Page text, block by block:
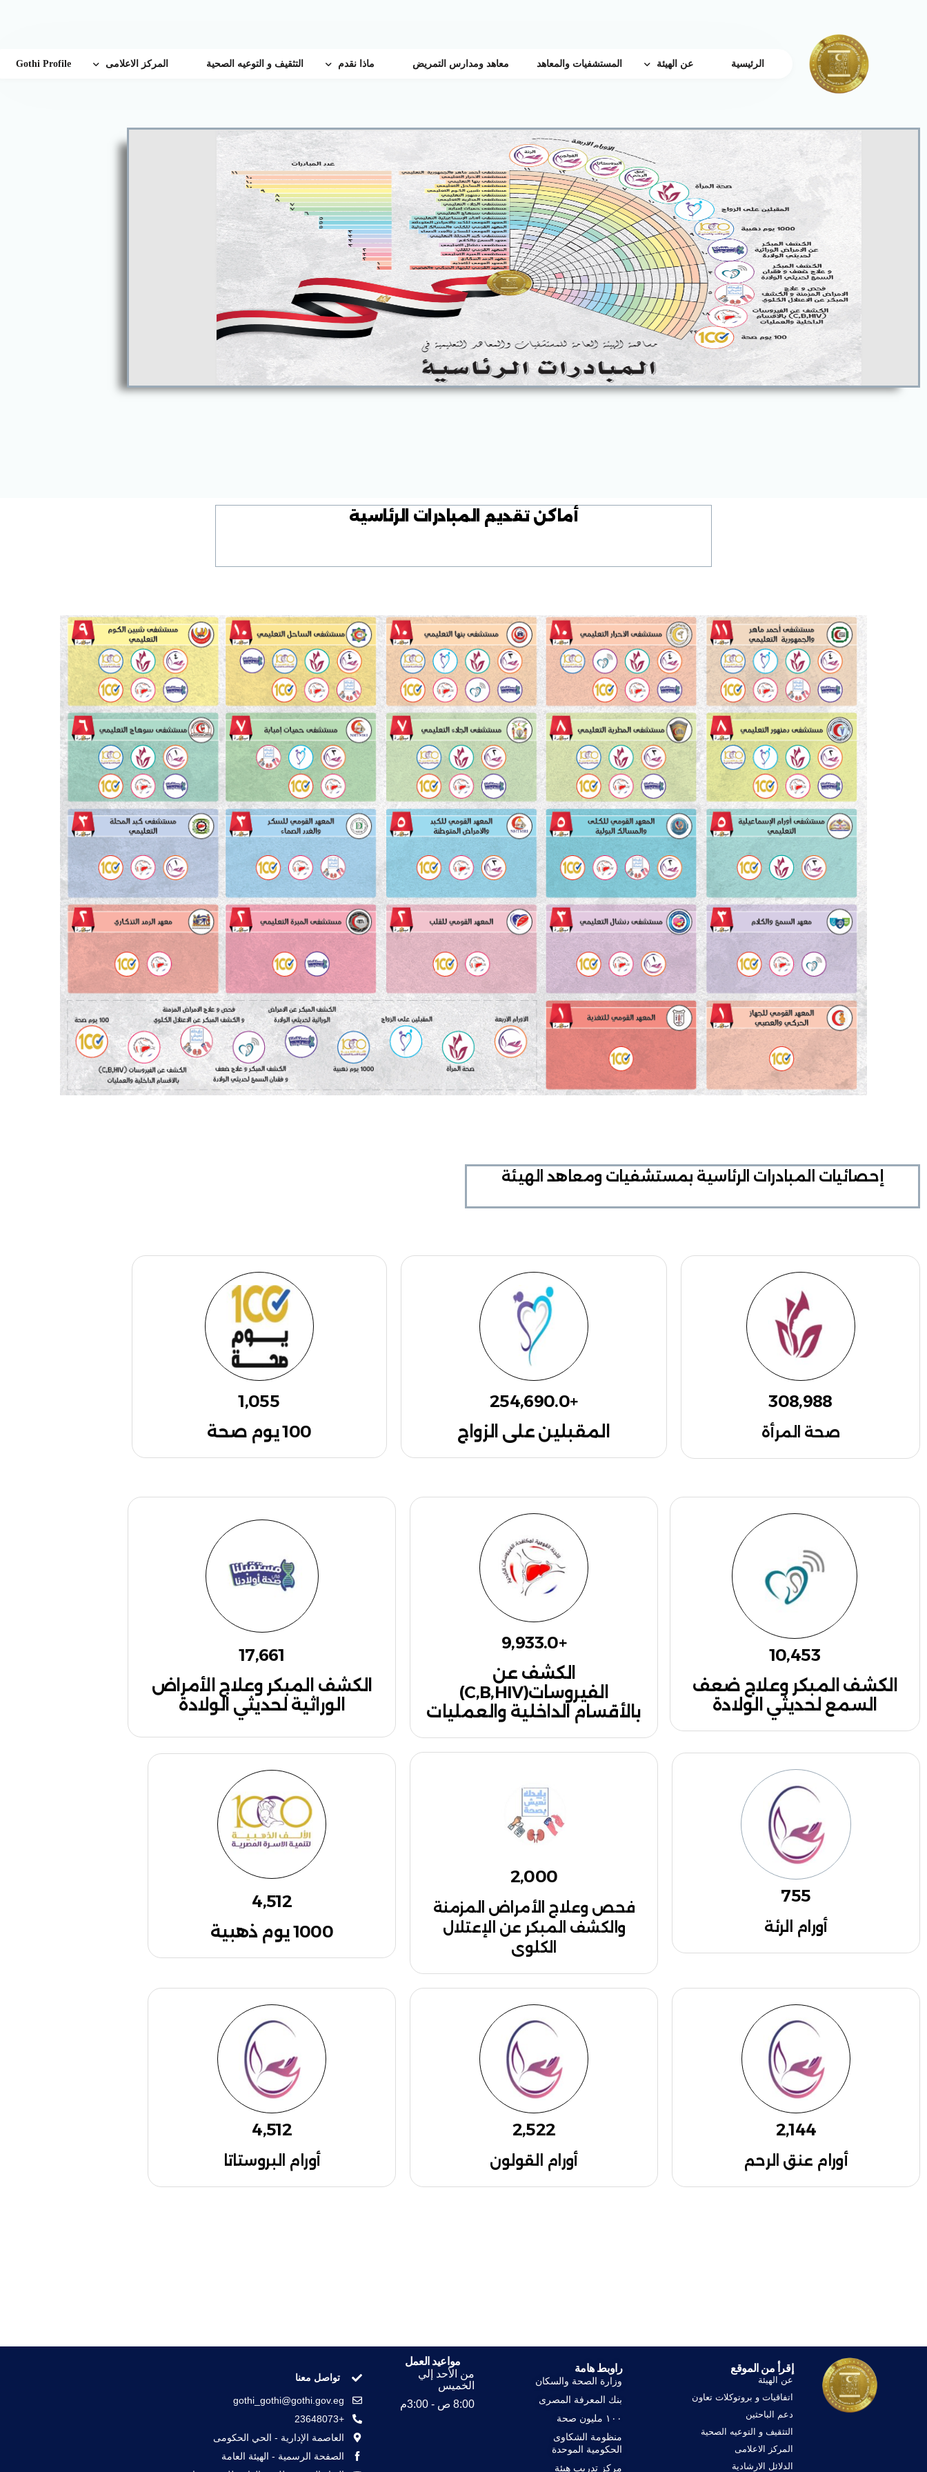
الرئيسية عن الهيئة
كلمة رئيس الهيئة
الرؤية و الرساله والقيم
مجلس الإدارة
الهيكل الإدارى
بروتوكولات التعاون
القواعد واللوائح
المستشفيات والمعاهد معاهد ومدارس التمريض ماذا نقدم
منصة الأبحاث
المجلة العلمية
لجنة أخلاقيات البحث العلمي
مركز دعم الباحثين
جائزة النشر الدولية
نبذه عن دعم الباحثين
اتصل بتا
خدمات تدريبيه
مركز تدريب رئاسة الهيئة
البورد العربي
ايفاد التدريب
البورد المصرى
خدمــات طبيه متمـيزة
المبادرات الرئاسية
التثقيف و التوعيه الصحية المركز الاعلامى
إنجازات طبية
Gothi Profile
أماكن تقديم المبادرات الرئاسية
إحصائيات المبادرات الرئاسية بمستشفيات ومعاهد الهيئة
308,988
صحة المرأة
+
254,690.0
المقبلين على الزواج
1,055
100 يوم صحة
10,453
الكشف المبكر وعلاج ضعف
السمع لحديثي الولادة
755
أورام الرئة
2,144
أورام عنق الرحم
+
9,933.0
الكشف عن
الفيروسات(C,B,HIV)
بالأقسام الداخلية والعمليات
2,000
فحص وعلاج الأمراض المزمنة
والكشف المبكر عن الإعتلال
الكلوى
2,522
أورام القولون
17,661
الكشف المبكر وعلاج الأمراض
الوراثية لحديثي الولادة
4,512
1000 يوم ذهبية
4,512
أورام البروستاتا
إقرأ من الموقع
عن الهيئة
اتفاقيات و بروتوكلات تعاون
دعم الباحثين
التثقيف و التوعيه الصحية
المركز الاعلامى
الدلائل الارشادية
راوبط هامة
وزارة الصحة والسكان
بنك المعرفة المصرى
١٠٠ مليون صحة
منظومة الشكاوى
الحكومية الموحدة
مركز تدريب هيئة
مواعيد العمل
من الأحد إلي
الخميس
8:00 ص - 3:00م
تواصل معنا
gothi_gothi@gothi.gov.eg
+23648073
العاصمة الإدارية - الحي الحكومى
الصفحة الرسمية - الهيئة العامة